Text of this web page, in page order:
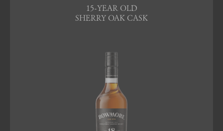
15-YEAR OLD
SHERRY OAK CASK